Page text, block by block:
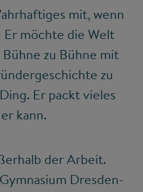
mit, wenn
Er möchte die Welt
zu Bühne mit
zu
Er packt vieles
kann.
der Arbeit.
Dresden-